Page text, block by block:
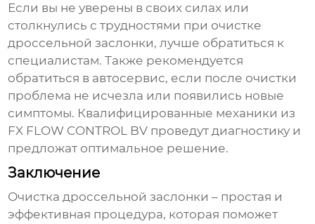
Если вы не уверены в своих силах или
столкнулись с трудностями при очистке
дроссельной заслонки, лучше обратиться к
специалистам. Также рекомендуется
обратиться в автосервис, если после очистки
проблема не исчезла или появились новые
симптомы. Квалифицированные механики из
FX FLOW CONTROL BV проведут диагностику и
предложат оптимальное решение.
Заключение
Очистка дроссельной заслонки – простая и
эффективная процедура, которая поможет